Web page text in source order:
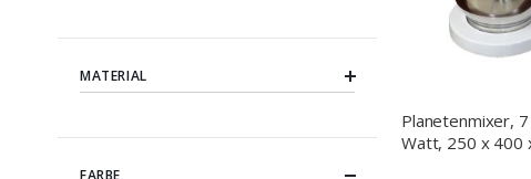
Planetenmixer,
Watt, 250 x 400
MATERIAL
FARBE